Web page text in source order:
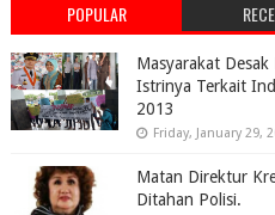
POPULAR
Masyarakat
Istrinya Terkait
2013
Friday, January 29,
Matan Direktur
Ditahan Polisi.